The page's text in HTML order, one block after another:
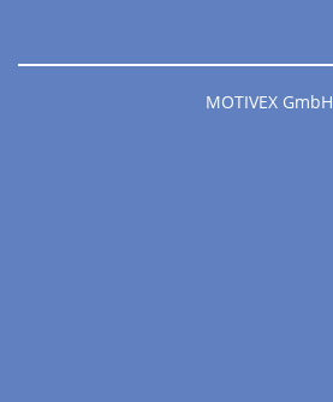
MOTIVEX GmbH